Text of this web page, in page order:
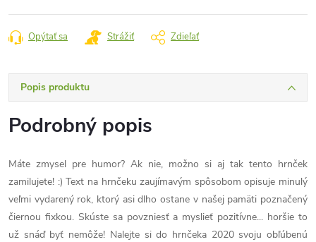
Opýtať sa Strážiť Zdieľať
Popis produktu
Podrobný popis
Máte zmysel pre humor? Ak nie, možno si aj tak tento hrnček
zamilujete! :) Text na hrnčeku zaujímavým spôsobom opisuje minulý
veľmi vydarený rok, ktorý asi dlho ostane v našej pamäti poznačený
čiernou fixkou. Skúste sa povzniesť a myslieť pozitívne... horšie to
už snáď byť nemôže! Nalejte si do hrnčeka 2020 svoju obľúbenú